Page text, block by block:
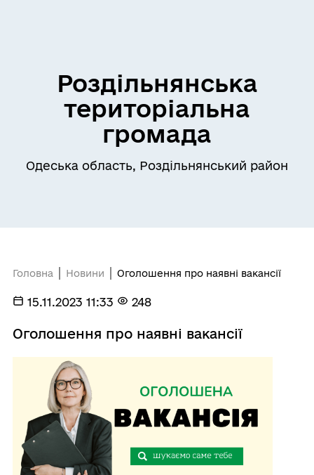
Роздільнянська
територіальна
громада
Одеська область, Роздільнянський район
Головна Новини Оголошення про наявні вакансії
15.11.2023 11:33 248
Оголошення про наявні вакансії